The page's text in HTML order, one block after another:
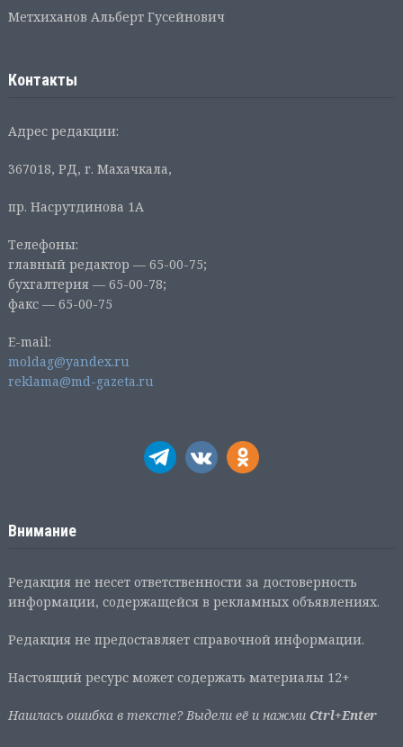
Метхиханов Альберт Гусейнович
Контакты
Адрес редакции:
367018, РД, г. Махачкала,
пр. Насрутдинова 1А
Телефоны:
главный редактор — 65-00-75;
бухгалтерия — 65-00-78;
факс — 65-00-75
E-mail:
moldag@yandex.ru
reklama@md-gazeta.ru
Внимание
Редакция не несет ответственности за достоверность
информации, содержащейся в рекламных объявлениях.
Редакция не предоставляет справочной информации.
Настоящий ресурс может содержать материалы 12+
Нашлась ошибка в тексте? Выдели её и нажми Ctrl+Enter